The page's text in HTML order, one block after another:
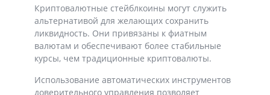
Криптовалютные стейблкоины могут служить
альтернативой для желающих сохранить
ликвидность. Они привязаны к фиатным
валютам и обеспечивают более стабильные
курсы, чем традиционные криптовалюты.
Использование автоматических инструментов
доверительного управления позволяет